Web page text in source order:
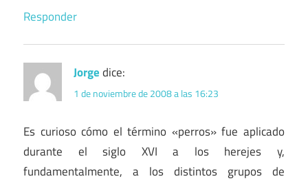
Responder
Jorgedice:
1 de noviembre de 2008 a las 16:23
Es curioso cómo el término «perros» fue aplicado
durante el siglo XVI a los herejes y,
fundamentalmente, a los distintos grupos de